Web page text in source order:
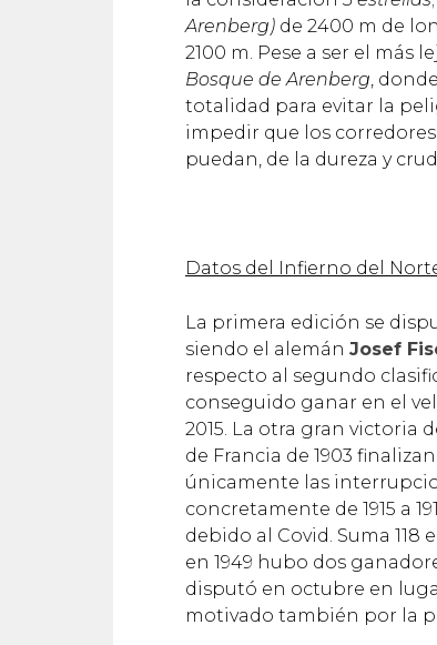
Arenberg) de 2400 m de
2100 m. Pese a ser el más
Bosque de Arenberg ,
totalidad para evitar la
impedir que los
puedan, de la dureza y
Datos del Infierno del
La primera edición se
siendo el alemán Josef
respecto al segundo
conseguido ganar en el
2015. La otra gran victoria
de Francia de 1903
únicamente las
concretamente de 1915 a
debido al Covid. Suma 118
en 1949 hubo dos
disputó en octubre en
motivado también por la